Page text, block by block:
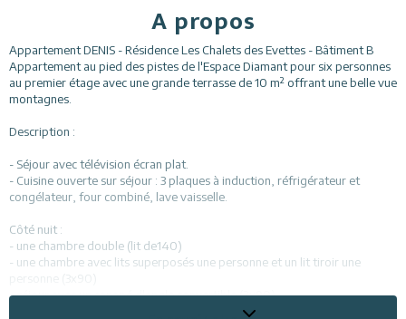
A propos
Appartement DENIS - Résidence Les Chalets des Evettes - Bâtiment B
Appartement au pied des pistes de l'Espace Diamant pour six personnes
au premier étage avec une grande terrasse de 10 m² offrant une belle vue
montagnes.
Description :
- Séjour avec télévision écran plat.
- Cuisine ouverte sur séjour : 3 plaques à induction, réfrigérateur et
congélateur, four combiné, lave vaisselle.
Côté nuit :
- une chambre double (lit de140)
- une chambre avec lits superposés une personne et un lit tiroir une
- séjour avec un canapé d'angle convertible (2x90).